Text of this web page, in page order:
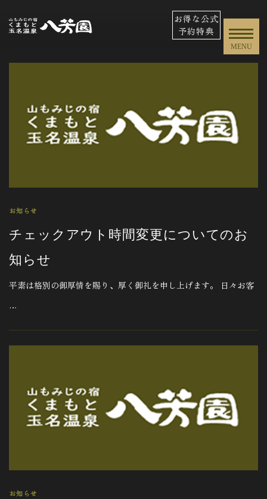
お得な公式
予約特典
MENU
お知らせ
チェックアウト時間変更についてのお
知らせ
平素は格別の御厚情を賜り、厚く御礼を申し上げます。 日々お客
…
お知らせ